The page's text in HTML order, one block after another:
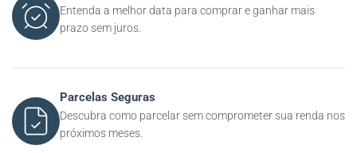
Entenda a melhor data para comprar e ganhar mais
prazo sem juros.
Parcelas Seguras
Descubra como parcelar sem comprometer sua renda nos
próximos meses.